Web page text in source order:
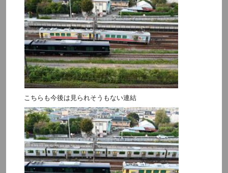
こちらも今後は見られそうもない連結